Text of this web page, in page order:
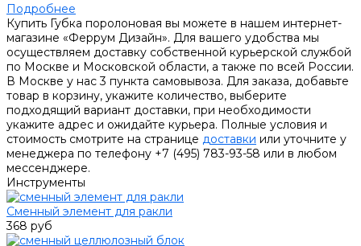
Подробнее
Купить Губка поролоновая вы можете в нашем интернет-
магазине «Феррум Дизайн». Для вашего удобства мы
осуществляем доставку собственной курьерской службой
по Москве и Московской области, а также по всей России.
В Москве у нас 3 пункта самовывоза. Для заказа, добавьте
товар в корзину, укажите количество, выберите
подходящий вариант доставки, при необходимости
укажите адрес и ожидайте курьера. Полные условия и
стоимость смотрите на странице доставки или уточните у
менеджера по телефону +7 (495) 783-93-58 или в любом
мессенджере.
Инструменты
Сменный элемент для ракли
368 руб